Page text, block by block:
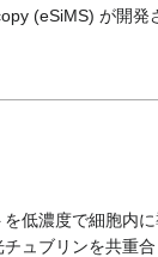
(eSiMS) が開発
濃度で細胞内
ュブリンを共重